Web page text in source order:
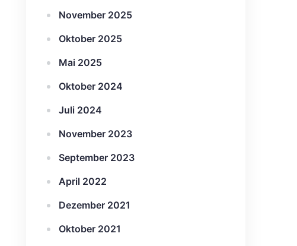
November 2025
Oktober 2025
Mai 2025
Oktober 2024
Juli 2024
November 2023
September 2023
April 2022
Dezember 2021
Oktober 2021